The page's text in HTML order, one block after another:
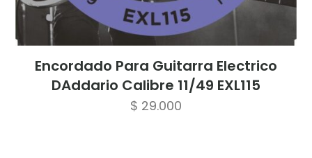
Encordado Para Guitarra Electrico
DAddario Calibre 11/49 EXL115
$ 29.000